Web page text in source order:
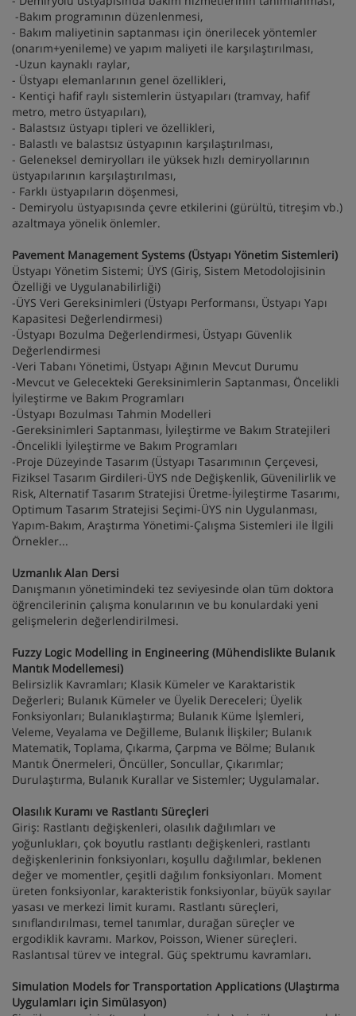
-Bakım programının düzenlenmesi,
- Bakım maliyetinin saptanması için önerilecek yöntemler
(onarım+yenileme) ve yapım maliyeti ile karşılaştırılması,
-Uzun kaynaklı raylar,
- Üstyapı elemanlarının genel özellikleri,
- Kentiçi hafif raylı sistemlerin üstyapıları (tramvay, hafif
metro, metro üstyapıları),
- Balastsız üstyapı tipleri ve özellikleri,
- Balastlı ve balastsız üstyapının karşılaştırılması,
- Geleneksel demiryolları ile yüksek hızlı demiryollarının
üstyapılarının karşılaştırılması,
- Farklı üstyapıların döşenmesi,
- Demiryolu üstyapısında çevre etkilerini (gürültü, titreşim vb.)
azaltmaya yönelik önlemler.
Pavement Management Systems (Üstyapı Yönetim Sistemleri)
Üstyapı Yönetim Sistemi; ÜYS (Giriş, Sistem Metodolojisinin
Özelliği ve Uygulanabilirliği)
-ÜYS Veri Gereksinimleri (Üstyapı Performansı, Üstyapı Yapı
Kapasitesi Değerlendirmesi)
-Üstyapı Bozulma Değerlendirmesi, Üstyapı Güvenlik
Değerlendirmesi
-Veri Tabanı Yönetimi, Üstyapı Ağının Mevcut Durumu
-Mevcut ve Gelecekteki Gereksinimlerin Saptanması, Öncelikli
İyileştirme ve Bakım Programları
-Üstyapı Bozulması Tahmin Modelleri
-Gereksinimleri Saptanması, İyileştirme ve Bakım Stratejileri
-Öncelikli İyileştirme ve Bakım Programları
-Proje Düzeyinde Tasarım (Üstyapı Tasarımının Çerçevesi,
Fiziksel Tasarım Girdileri-ÜYS nde Değişkenlik, Güvenilirlik ve
Risk, Alternatif Tasarım Stratejisi Üretme-İyileştirme Tasarımı,
Optimum Tasarım Stratejisi Seçimi-ÜYS nin Uygulanması,
Yapım-Bakım, Araştırma Yönetimi-Çalışma Sistemleri ile İlgili
Örnekler...
Uzmanlık Alan Dersi
Danışmanın yönetimindeki tez seviyesinde olan tüm doktora
öğrencilerinin çalışma konularının ve bu konulardaki yeni
gelişmelerin değerlendirilmesi.
Fuzzy Logic Modelling in Engineering (Mühendislikte Bulanık
Mantık Modellemesi)
Belirsizlik Kavramları; Klasik Kümeler ve Karaktaristik
Değerleri; Bulanık Kümeler ve Üyelik Dereceleri; Üyelik
Fonksiyonları; Bulanıklaştırma; Bulanık Küme İşlemleri,
Veleme, Veyalama ve Değilleme, Bulanık İlişkiler; Bulanık
Matematik, Toplama, Çıkarma, Çarpma ve Bölme; Bulanık
Mantık Önermeleri, Öncüller, Soncullar, Çıkarımlar;
Durulaştırma, Bulanık Kurallar ve Sistemler; Uygulamalar.
Olasılık Kuramı ve Rastlantı Süreçleri
Giriş: Rastlantı değişkenleri, olasılık dağılımları ve
yoğunlukları, çok boyutlu rastlantı değişkenleri, rastlantı
değişkenlerinin fonksiyonları, koşullu dağılımlar, beklenen
değer ve momentler, çeşitli dağılım fonksiyonları. Moment
üreten fonksiyonlar, karakteristik fonksiyonlar, büyük sayılar
yasası ve merkezi limit kuramı. Rastlantı süreçleri,
sınıflandırılması, temel tanımlar, durağan süreçler ve
ergodiklik kavramı. Markov, Poisson, Wiener süreçleri.
Raslantısal türev ve integral. Güç spektrumu kavramları.
Simulation Models for Transportation Applications (Ulaştırma
Uygulamları için Simülasyon)